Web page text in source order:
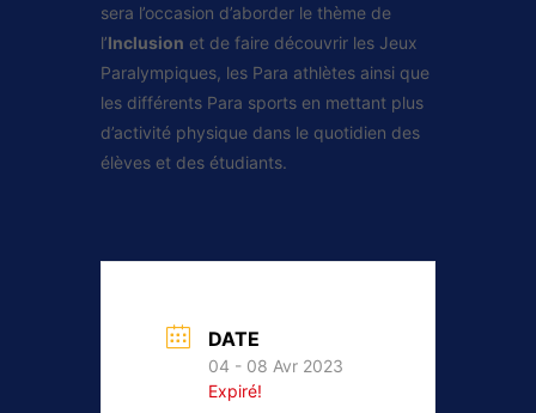
sera l’occasion d’aborder le thème de
l’Inclusion et de faire découvrir les Jeux
Paralympiques, les Para athlètes ainsi que
les différents Para sports en mettant plus
d’activité physique dans le quotidien des
élèves et des étudiants.
DATE
04 - 08 Avr 2023
Expiré!